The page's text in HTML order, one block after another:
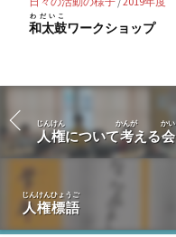
和太鼓
わだいこ
ワークショップ
人権
じんけん
について考
かんが
える会
かい
人権標語
じんけんひょうご